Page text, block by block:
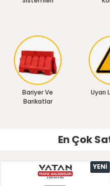
Bariyer Ve
Barikatlar
Uyarı
En Çok
YENI